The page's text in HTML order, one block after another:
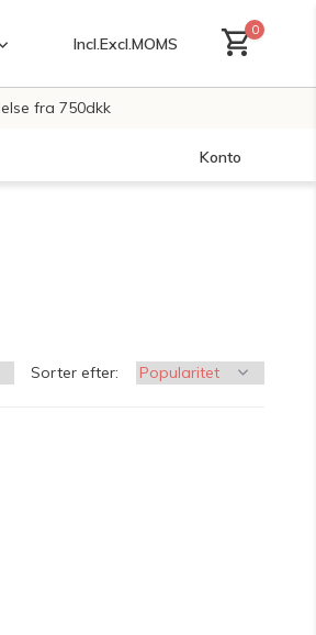
Incl.Excl.MOMS
0
fra 750dkk
Konto
Sorter efter: